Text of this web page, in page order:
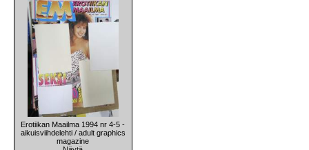
Erotiikan Maailma 1994 nr 4-5 -
aikuisviihdelehti / adult graphics
magazine